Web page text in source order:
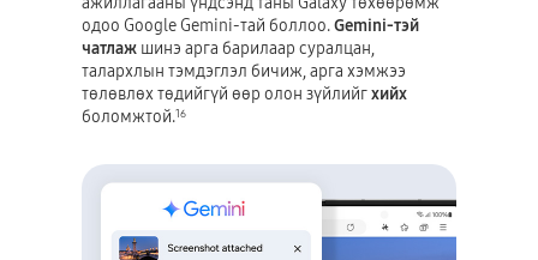
одоо Google Gemini-тай боллоо.Gemini-тэй
чатлаж шинэ арга барилаар суралцан,
талархлын тэмдэглэл бичиж, арга хэмжээ
төлөвлөх төдийгүй өөр олон зүйлийгхийх
боломжтой.16